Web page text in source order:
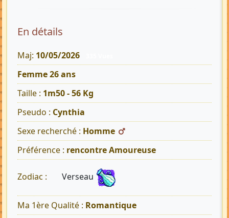
En détails
Maj: 10/05/2026
Femme 26 ans
Taille : 1m50 - 56 Kg
Pseudo : Cynthia
Sexe recherché : Homme
Préférence : rencontre Amoureuse
Zodiac : Verseau
Ma 1ère Qualité : Romantique